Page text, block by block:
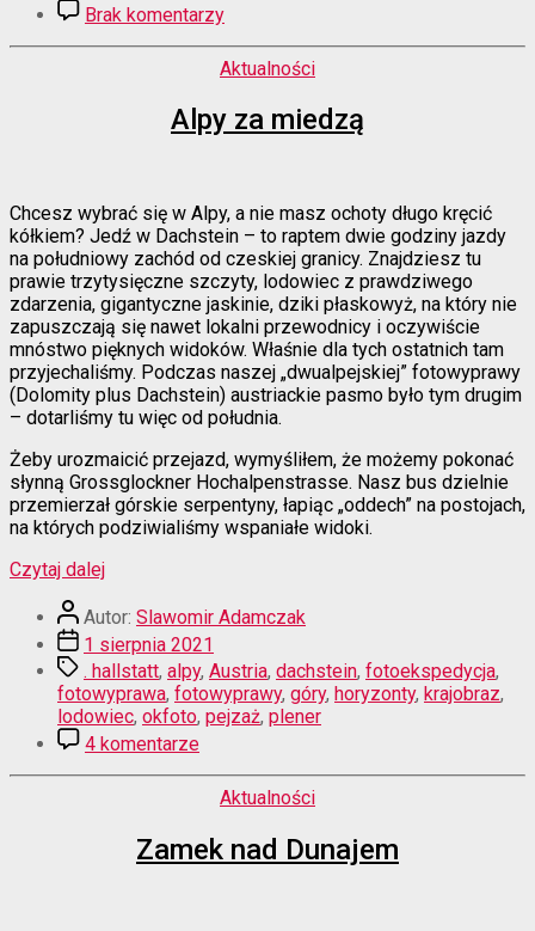
Brak komentarzydo
Zamek
we
mgleKategorie
Aktualności
Alpy za miedzą
Chcesz wybrać się w Alpy, a nie masz ochoty długo kręcić
kółkiem? Jedź w Dachstein – to raptem dwie godziny jazdy
na południowy zachód od czeskiej granicy. Znajdziesz tu
prawie trzytysięczne szczyty, lodowiec z prawdziwego
zdarzenia, gigantyczne jaskinie, dziki płaskowyż, na który nie
zapuszczają się nawet lokalni przewodnicy i oczywiście
mnóstwo pięknych widoków. Właśnie dla tych ostatnich tam
przyjechaliśmy. Podczas naszej „dwualpejskiej” fotowyprawy
(Dolomity plus Dachstein) austriackie pasmo było tym drugim
– dotarliśmy tu więc od południa.
Żeby urozmaicić przejazd, wymyśliłem, że możemy pokonać
słynną Grossglockner Hochalpenstrasse. Nasz bus dzielnie
przemierzał górskie serpentyny, łapiąc „oddech” na postojach,
na których podziwialiśmy wspaniałe widoki.
Czytaj dalej“Alpy
miedzą”
Autor
wpisu
Autor: Slawomir Adamczak
Data
wpisu
1 sierpnia 2021
Tagi. hallstatt, alpy, Austria, dachstein, fotoekspedycja,
fotowyprawa, fotowyprawy, góry, horyzonty, krajobraz,
lodowiec, okfoto, pejzaż, plener
4 komentarze
za
miedzą Kategorie
Aktualności
Zamek nad Dunajem